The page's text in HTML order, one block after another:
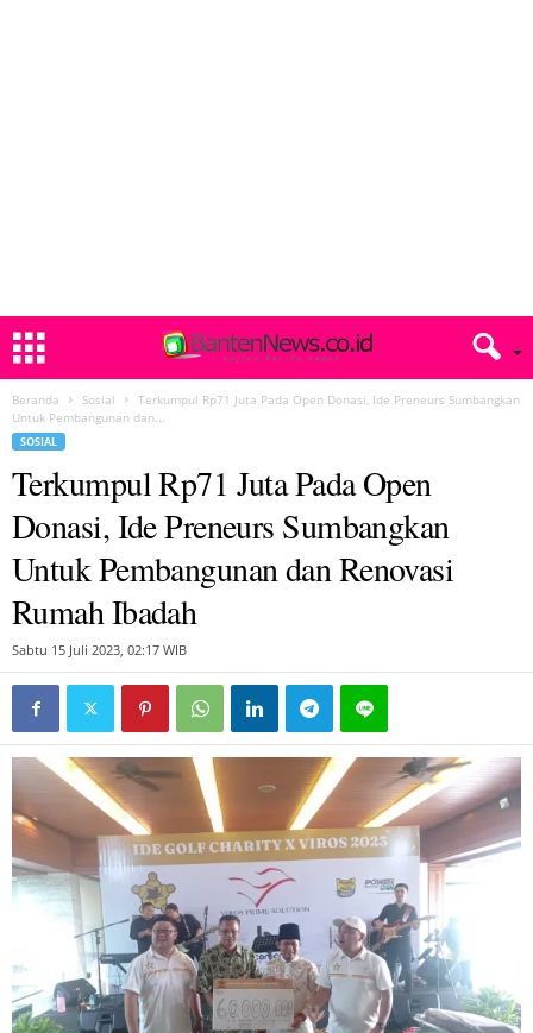
Beranda Sosial
Terkumpul Rp71 Juta Pada Open Donasi, Ide Preneurs Sumbangkan
Untuk Pembangunan dan...
SOSIAL
Terkumpul Rp71 Juta Pada Open
Donasi, Ide Preneurs Sumbangkan
Untuk Pembangunan dan Renovasi
Rumah Ibadah
Sabtu 15 Juli 2023, 02:17 WIB